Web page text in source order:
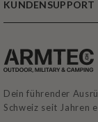
KUNDENSUPPORT
Dein führender
Schweiz seit Jahren